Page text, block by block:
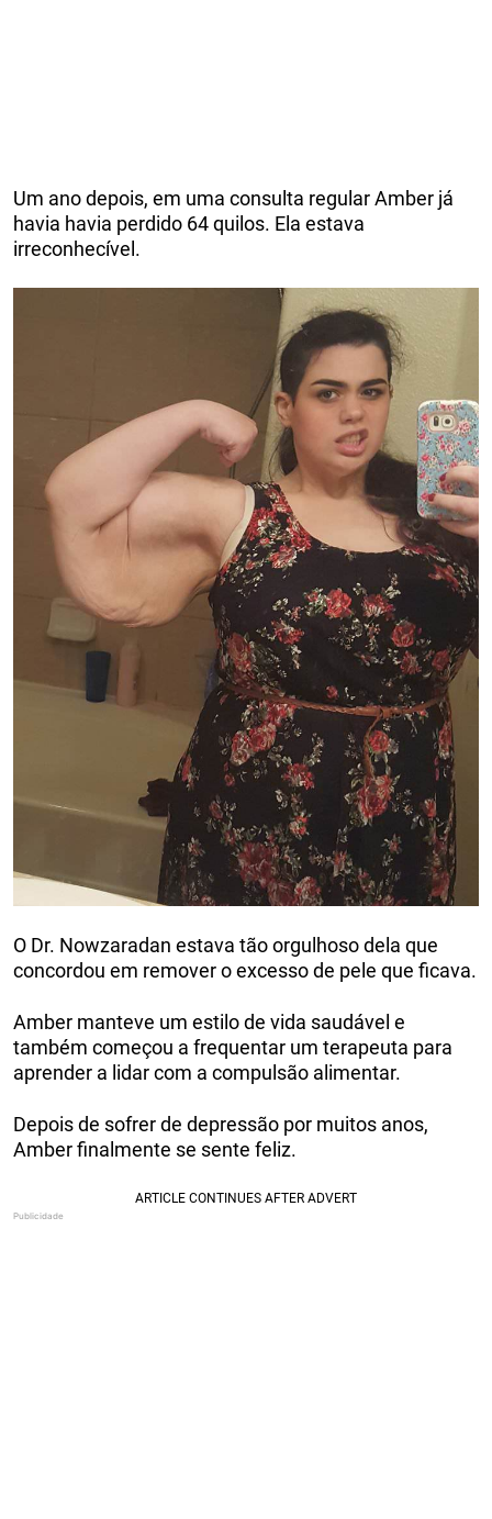
Um ano depois, em uma consulta regular Amber já
havia havia perdido 64 quilos. Ela estava
irreconhecível.
O Dr. Nowzaradan estava tão orgulhoso dela que
concordou em remover o excesso de pele que ficava.
Amber manteve um estilo de vida saudável e
também começou a frequentar um terapeuta para
aprender a lidar com a compulsão alimentar.
Depois de sofrer de depressão por muitos anos,
Amber finalmente se sente feliz.